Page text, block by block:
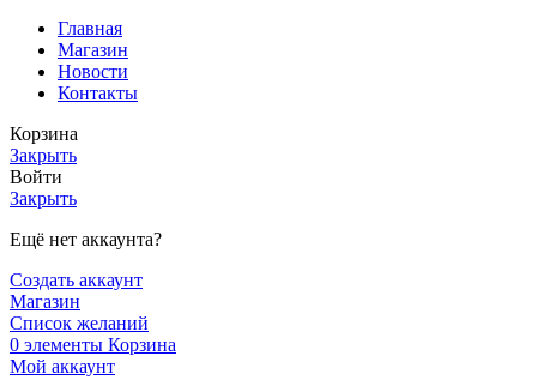
Главная
Магазин
Новости
Контакты
Корзина
Закрыть
Войти
Закрыть
Ещё нет аккаунта?
Создать аккаунт
Магазин
Список желаний
0 элементы Корзина
Мой аккаунт